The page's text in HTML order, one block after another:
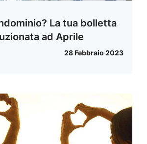
La tua bolletta
ad Aprile
28 Febbraio 2023